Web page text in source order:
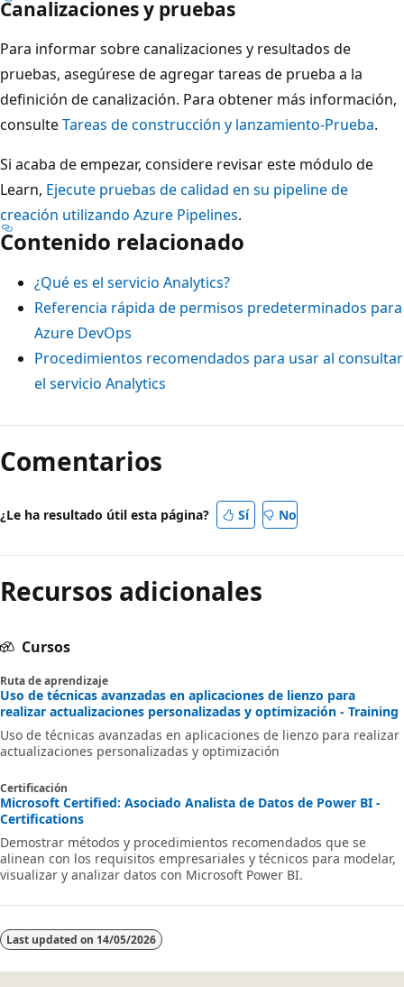
Canalizaciones y pruebas
Para informar sobre canalizaciones y resultados de
pruebas, asegúrese de agregar tareas de prueba a la
definición de canalización. Para obtener más información,
consulteTareas de construcción y lanzamiento-Prueba.
Si acaba de empezar, considere revisar este módulo de
Learn, Ejecute pruebas de calidad en su pipeline de
creación utilizando Azure Pipelines.
Contenido relacionado
¿Qué es el servicio Analytics?
Referencia rápida de permisos predeterminados para
Azure DevOps
Procedimientos recomendados para usar al consultar
el servicio Analytics
Comentarios
¿Le ha resultado útil esta página? Sí No
Recursos adicionales
Cursos
Ruta de aprendizaje
Uso de técnicas avanzadas en aplicaciones de lienzo para
realizar actualizaciones personalizadas y optimización - Training
Uso de técnicas avanzadas en aplicaciones de lienzo para realizar
actualizaciones personalizadas y optimización
Certificación
Microsoft Certified: Asociado Analista de Datos de Power BI -
Certifications
Demostrar métodos y procedimientos recomendados que se
alinean con los requisitos empresariales y técnicos para modelar,
visualizar y analizar datos con Microsoft Power BI.
Last updated on 14/05/2026